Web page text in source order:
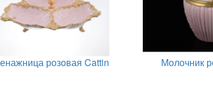
розовая Cattin Молочник